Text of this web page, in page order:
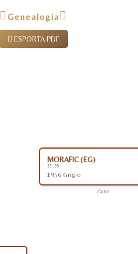
Genealogia
ESPORTA PDF
MORAFIC (EG)
II 29
1956 Grigio
Padre